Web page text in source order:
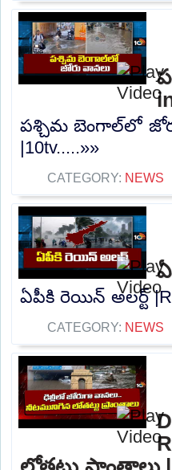
పశ్చిమ బెంగాల్‌లో జోరు
|10tv.....»»
CATEGORY: NEWS
ఏపీకి రెయిన్ అలర్ట్
CATEGORY: NEWS